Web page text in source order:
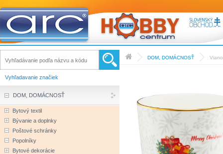
DOM, DOMÁCNOSŤ
Vyhľadavanie značiek
DOM, DOMÁCNOSŤ
Bytový textil
Bývanie a doplnky
Poštové schránky
Popolníky
Bytové dekorácie